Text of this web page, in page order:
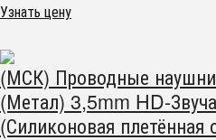
Узнать цену
(МСК) Проводные
(Метал) 3,5mm HD-
(Силиконовая